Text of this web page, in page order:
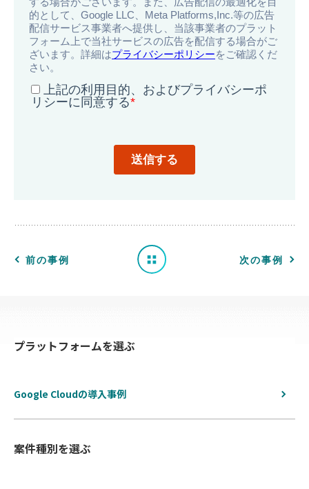
前の事例
例
一 次の事例
プラットフォームを選ぶ
Google Cloudの導入事例
案件種別を選ぶ